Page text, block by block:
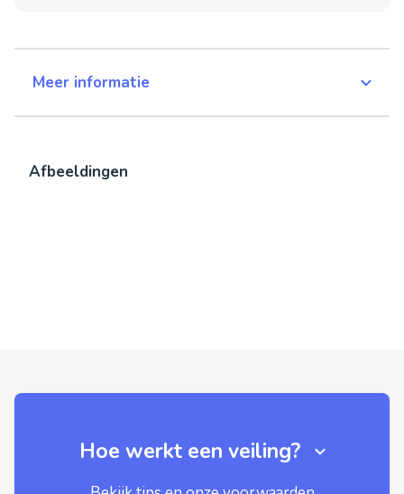
Meer informatie
Afbeeldingen
Hoe werkt een veiling?